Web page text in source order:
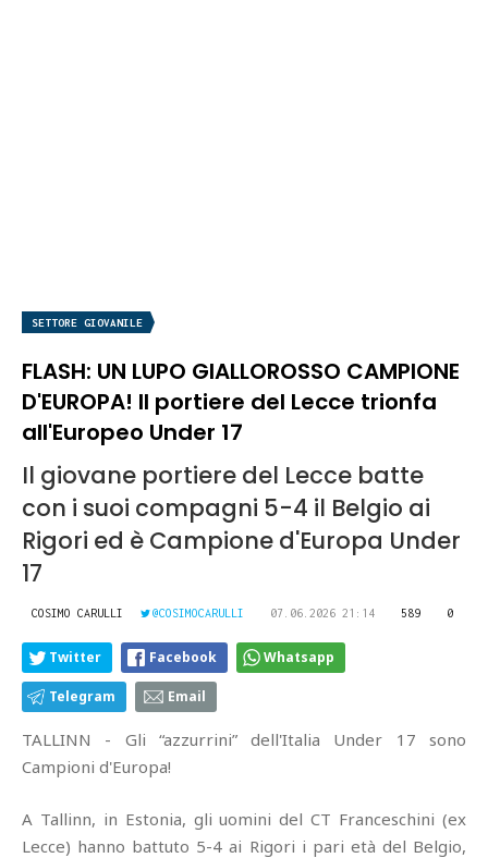
SETTORE GIOVANILE
FLASH: UN LUPO GIALLOROSSO CAMPIONE
D'EUROPA! Il portiere del Lecce trionfa
all'Europeo Under 17
Il giovane portiere del Lecce batte
con i suoi compagni 5-4 il Belgio ai
Rigori ed è Campione d'Europa Under
17
COSIMO CARULLI @COSIMOCARULLI 07.06.2026 21:14 589 0
Twitter Facebook Whatsapp
Telegram Email
TALLINN - Gli “azzurrini” dell'Italia Under 17 sono
Campioni d'Europa!
A Tallinn, in Estonia, gli uomini del CT Franceschini (ex
Lecce) hanno battuto 5-4 ai Rigori i pari età del Belgio,